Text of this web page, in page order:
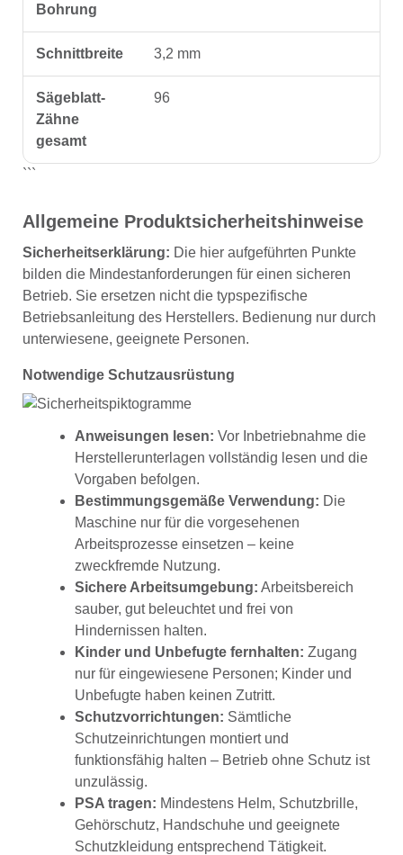
Bohrung
Schnittbreite 3,2 mm
Sägeblatt-
Zähne
gesamt
96
```
Allgemeine Produktsicherheitshinweise
Sicherheitserklärung: Die hier aufgeführten Punkte
bilden die Mindestanforderungen für einen sicheren
Betrieb. Sie ersetzen nicht die typspezifische
Betriebsanleitung des Herstellers. Bedienung nur durch
unterwiesene, geeignete Personen.
Notwendige Schutzausrüstung
Anweisungen lesen: Vor Inbetriebnahme die
Herstellerunterlagen vollständig lesen und die
Vorgaben befolgen.
Bestimmungsgemäße Verwendung: Die
Maschine nur für die vorgesehenen
Arbeitsprozesse einsetzen – keine
zweckfremde Nutzung.
Sichere Arbeitsumgebung: Arbeitsbereich
sauber, gut beleuchtet und frei von
Hindernissen halten.
Kinder und Unbefugte fernhalten: Zugang
nur für eingewiesene Personen; Kinder und
Unbefugte haben keinen Zutritt.
Schutzvorrichtungen: Sämtliche
Schutzeinrichtungen montiert und
funktionsfähig halten – Betrieb ohne Schutz ist
unzulässig.
PSA tragen: Mindestens Helm, Schutzbrille,
Gehörschutz, Handschuhe und geeignete
Schutzkleidung entsprechend Tätigkeit.